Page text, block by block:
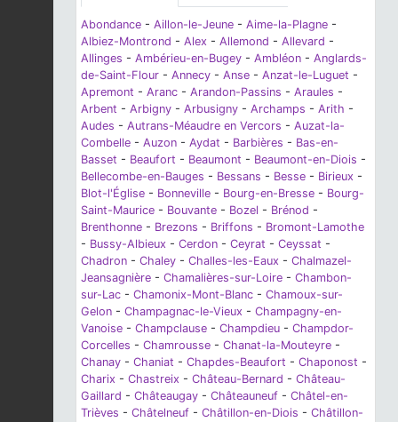
Abondance - Aillon-le-Jeune - Aime-la-Plagne -
Albiez-Montrond - Alex - Allemond - Allevard -
Allinges - Ambérieu-en-Bugey - Ambléon - Anglards-
de-Saint-Flour - Annecy - Anse - Anzat-le-Luguet -
Apremont - Aranc - Arandon-Passins - Araules -
Arbent - Arbigny - Arbusigny - Archamps - Arith -
Audes - Autrans-Méaudre en Vercors - Auzat-la-
Combelle - Auzon - Aydat - Barbières - Bas-en-
Basset - Beaufort - Beaumont - Beaumont-en-Diois -
Bellecombe-en-Bauges - Bessans - Besse - Birieux -
Blot-l'Église - Bonneville - Bourg-en-Bresse - Bourg-
Saint-Maurice - Bouvante - Bozel - Brénod -
Brenthonne - Brezons - Briffons - Bromont-Lamothe
- Bussy-Albieux - Cerdon - Ceyrat - Ceyssat -
Chadron - Chaley - Challes-les-Eaux - Chalmazel-
Jeansagnière - Chamalières-sur-Loire - Chambon-
sur-Lac - Chamonix-Mont-Blanc - Chamoux-sur-
Gelon - Champagnac-le-Vieux - Champagny-en-
Vanoise - Champclause - Champdieu - Champdor-
Corcelles - Chamrousse - Chanat-la-Mouteyre -
Chanay - Chaniat - Chapdes-Beaufort - Chaponost -
Charix - Chastreix - Château-Bernard - Château-
Gaillard - Châteaugay - Châteauneuf - Châtel-en-
Trièves - Châtelneuf - Châtillon-en-Diois - Châtillon-